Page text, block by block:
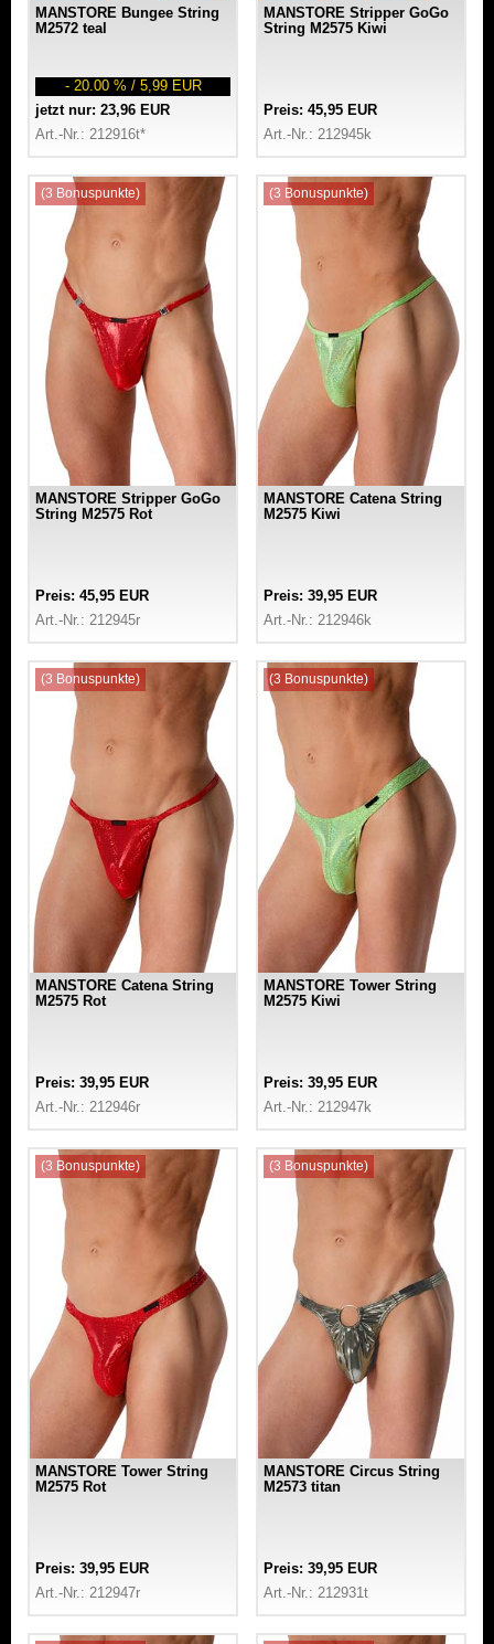
MANSTORE Bungee String
M2572 teal
- 20.00 % / 5,99 EUR
jetzt nur: 23,96 EUR
Art.-Nr.: 212916t*
MANSTORE Stripper GoGo
String M2575 Kiwi
Preis: 45,95 EUR
Art.-Nr.: 212945k
(3 Bonuspunkte)
MANSTORE Stripper GoGo
String M2575 Rot
Preis: 45,95 EUR
Art.-Nr.: 212945r
(3 Bonuspunkte)
MANSTORE Catena String
M2575 Kiwi
Preis: 39,95 EUR
Art.-Nr.: 212946k
(3 Bonuspunkte)
MANSTORE Catena String
M2575 Rot
Preis: 39,95 EUR
Art.-Nr.: 212946r
(3 Bonuspunkte)
MANSTORE Tower String
M2575 Kiwi
Preis: 39,95 EUR
Art.-Nr.: 212947k
(3 Bonuspunkte)
MANSTORE Tower String
M2575 Rot
Preis: 39,95 EUR
Art.-Nr.: 212947r
(3 Bonuspunkte)
MANSTORE Circus String
M2573 titan
Preis: 39,95 EUR
Art.-Nr.: 212931t